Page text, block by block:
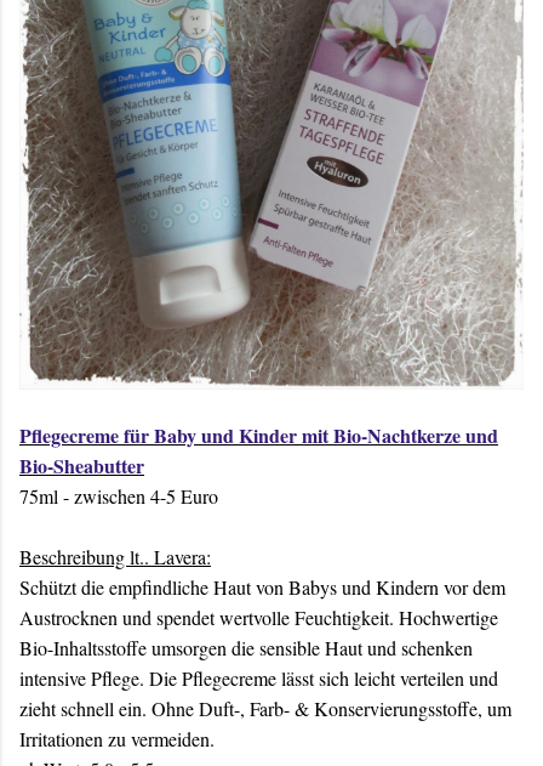
Pflegecreme für Baby und Kinder mit Bio-Nachtkerze und
Bio-Sheabutter
75ml - zwischen 4-5 Euro
Beschreibung lt.. Lavera:
Schützt die empfindliche Haut von Babys und Kindern vor dem
Austrocknen und spendet wertvolle Feuchtigkeit. Hochwertige
Bio-Inhaltsstoffe umsorgen die sensible Haut und schenken
intensive Pflege. Die Pflegecreme lässt sich leicht verteilen und
zieht schnell ein. Ohne Duft-, Farb- & Konservierungsstoffe, um
Irritationen zu vermeiden.